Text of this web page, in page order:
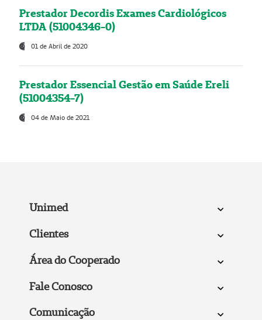
Prestador Decordis Exames Cardiológicos
LTDA (51004346-0)
01 de Abril de 2020
Prestador Essencial Gestão em Saúde Ereli
(51004354-7)
04 de Maio de 2021
Unimed
Clientes
Área do Cooperado
Fale Conosco
Comunicação